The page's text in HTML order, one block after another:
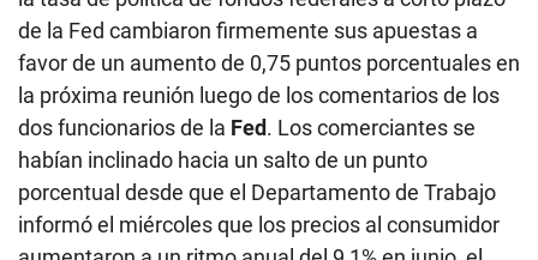
de la Fed cambiaron firmemente sus apuestas a
favor de un aumento de 0,75 puntos porcentuales en
la próxima reunión luego de los comentarios de los
dos funcionarios de la Fed. Los comerciantes se
habían inclinado hacia un salto de un punto
porcentual desde que el Departamento de Trabajo
informó el miércoles que los precios al consumidor